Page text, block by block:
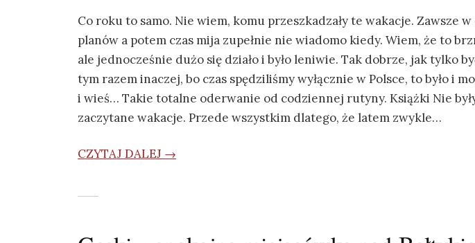
Co roku to samo. Nie wiem, komu przeszkadzały te wakacje. Zawsze
planów a potem czas mija zupełnie nie wiadomo kiedy. Wiem, że to
ale jednocześnie dużo się działo i było leniwie. Tak dobrze, jak tylko
tym razem inaczej, bo czas spędziliśmy wyłącznie w Polsce, to było i
i wieś… Takie totalne oderwanie od codziennej rutyny. Książki Nie
zaczytane wakacje. Przede wszystkim dlatego, że latem zwykle…
CZYTAJ DALEJ →